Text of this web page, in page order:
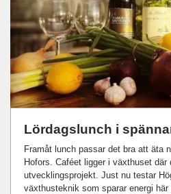
Lördagslunch i
Framåt lunch passar det bra att äta
Hofors. Caféet ligger i växthuset där
utvecklingsprojekt. Just nu testar
växthusteknik som sparar energi